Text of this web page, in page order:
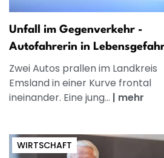
Unfall im Gegenverkehr -
Autofahrerin in
Zwei Autos prallen im Landkreis
Emsland in einer Kurve frontal
ineinander. Eine jung... | mehr
WIRTSCHAFT